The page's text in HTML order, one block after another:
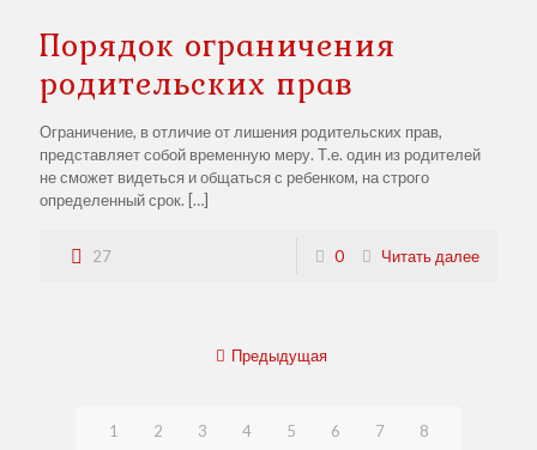
Порядок ограничения
родительских прав
Ограничение, в отличие от лишения родительских прав,
представляет собой временную меру. Т.е. один из родителей
не сможет видеться и общаться с ребенком, на строго
определенный срок. […]
27 0 Читать далее
Предыдущая
1 2 3 4 5 6 7 8